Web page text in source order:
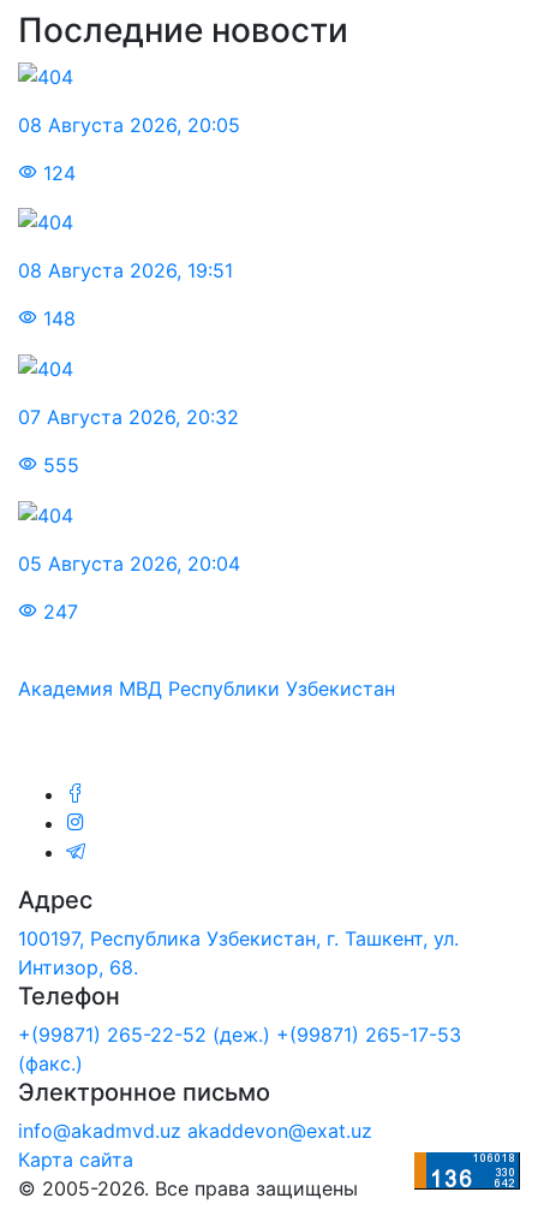
Последние новости
08 Августа 2026, 20:05
124
08 Августа 2026, 19:51
148
07 Августа 2026, 20:32
555
05 Августа 2026, 20:04
247
Академия МВД Республики Узбекистан
Адрес
100197, Республика Узбекистан, г. Ташкент, ул.
Интизор, 68.
Телефон
+(99871) 265-22-52 (деж.) +(99871) 265-17-53
(факс.)
Электронное письмо
info@akadmvd.uz akaddevon@exat.uz
Карта сайта
© 2005-2026. Все права защищены